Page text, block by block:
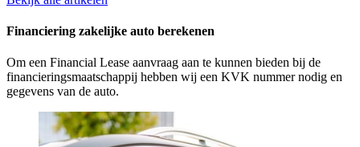
Financiering zakelijke auto berekenen
Om een Financial Lease aanvraag aan te kunnen bieden bij de
financieringsmaatschappij hebben wij een KVK nummer nodig en
gegevens van de auto.